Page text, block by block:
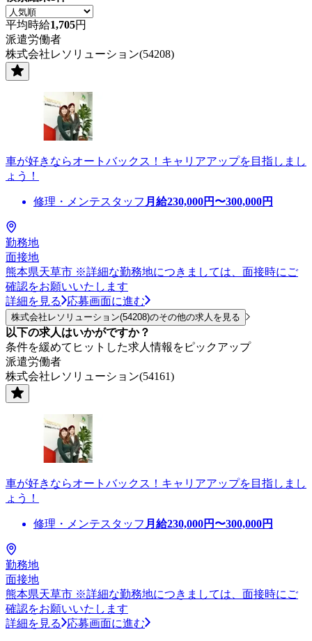
平均時給1,705円
派遣労働者
株式会社レソリューション(54208)
車が好きならオートバックス！キャリアアップを目指しまし
ょう！
修理・メンテスタッフ 月給230,000円〜300,000円
勤務地
面接地
熊本県天草市 ※詳細な勤務地につきましては、面接時にご
確認をお願いいたします
詳細を見る
応募画面に進む
株式会社レソリューション(54208)のその他の求人を見る
以下の求人はいかがですか？
条件を緩めてヒットした求人情報をピックアップ
派遣労働者
株式会社レソリューション(54161)
車が好きならオートバックス！キャリアアップを目指しまし
ょう！
修理・メンテスタッフ 月給230,000円〜300,000円
勤務地
面接地
熊本県天草市 ※詳細な勤務地につきましては、面接時にご
確認をお願いいたします
詳細を見る
応募画面に進む